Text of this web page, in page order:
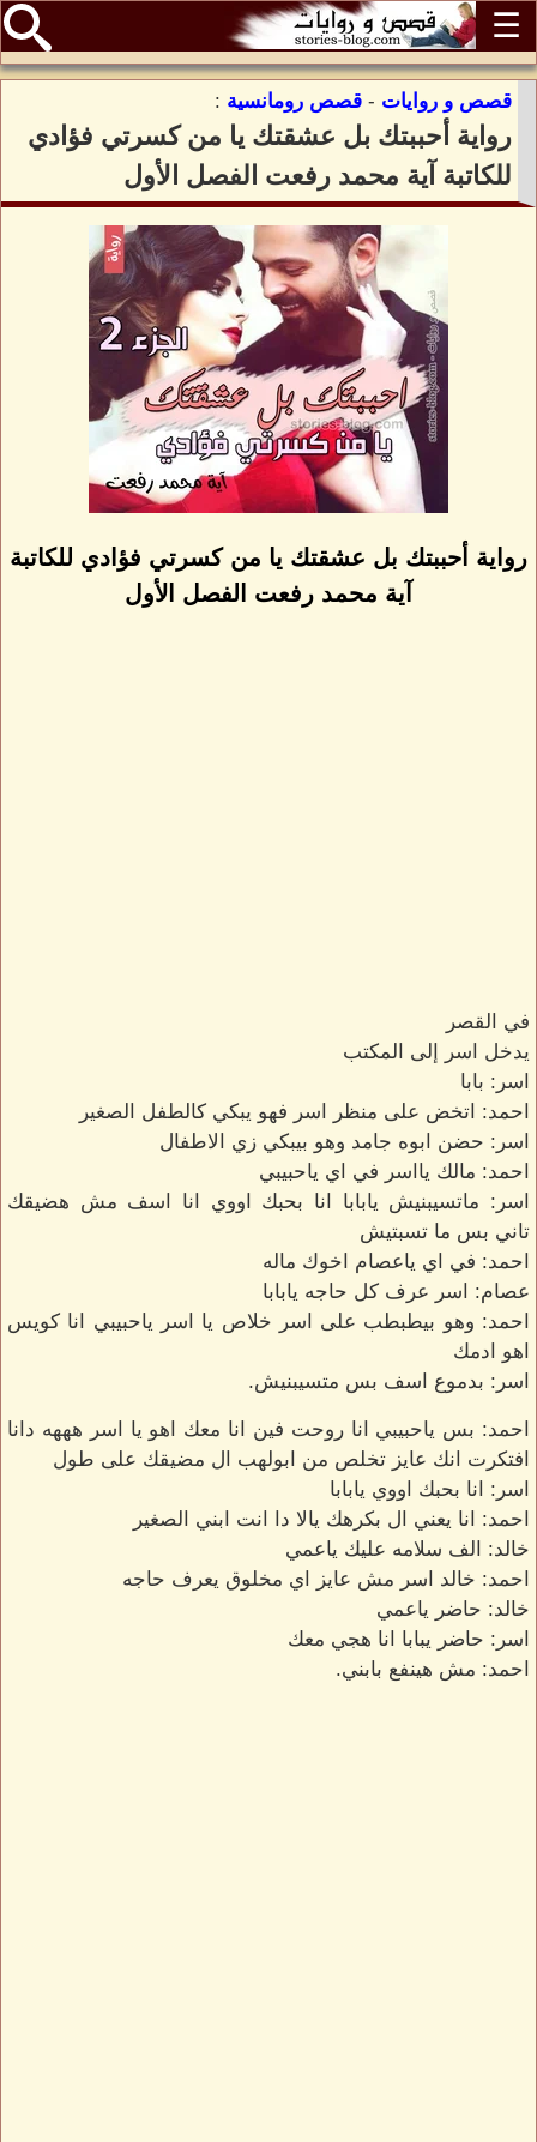
☰
قصص و روايات - قصص رومانسية :
رواية أحببتك بل عشقتك يا من كسرتي فؤادي
للكاتبة آية محمد رفعت الفصل الأول
رواية أحببتك بل عشقتك يا من كسرتي فؤادي للكاتبة
آية محمد رفعت الفصل الأول
في القصر
يدخل اسر إلى المكتب
اسر: بابا
احمد: اتخض على منظر اسر فهو يبكي كالطفل الصغير
اسر: حضن ابوه جامد وهو بيبكي زي الاطفال
احمد: مالك يااسر في اي ياحبيبي
اسر: ماتسيبنيش يابابا انا بحبك اووي انا اسف مش هضيقك
تاني بس ما تسبتيش
احمد: في اي ياعصام اخوك ماله
عصام: اسر عرف كل حاجه يابابا
احمد: وهو بيطبطب على اسر خلاص يا اسر ياحبيبي انا كويس
اهو ادمك
اسر: بدموع اسف بس متسيبنيش.
احمد: بس ياحبيبي انا روحت فين انا معك اهو يا اسر هههه دانا
افتكرت انك عايز تخلص من ابولهب ال مضيقك على طول
اسر: انا بحبك اووي يابابا
احمد: انا يعني ال بكرهك يالا دا انت ابني الصغير
خالد: الف سلامه عليك ياعمي
احمد: خالد اسر مش عايز اي مخلوق يعرف حاجه
خالد: حاضر ياعمي
اسر: حاضر يبابا انا هجي معك
احمد: مش هينفع بابني.